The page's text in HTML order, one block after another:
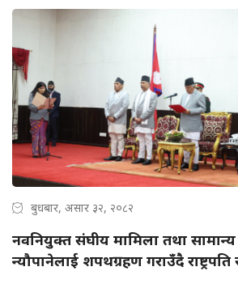
बुधबार, असार ३२, २०८२
नवनियुक्त संघीय मामिला तथा सामान्य
न्यौपानेलाई शपथग्रहण गराउँदै राष्ट्रपति